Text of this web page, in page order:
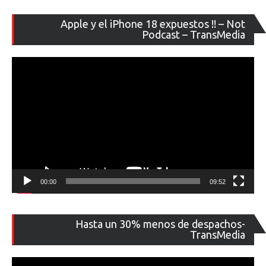
Apple y el iPhone 18 expuestos !! – Not
Podcast – TransMedia
de
00:00 09:52
Hasta un 30% menos de despachos-
TransMedia
de